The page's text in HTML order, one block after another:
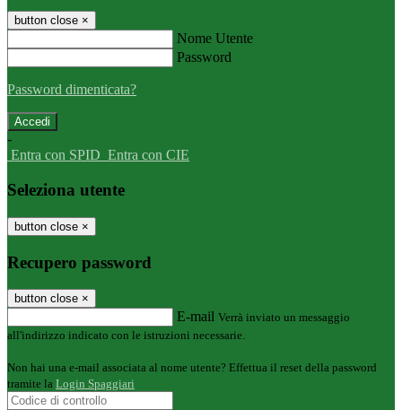
button close ×
Nome Utente
Password
Password dimenticata?
-
Entra con SPID Entra con CIE
Seleziona utente
button close ×
Recupero password
button close ×
E-mail Verrà inviato un messaggio
all'indirizzo indicato con le istruzioni necessarie.
Non hai una e-mail associata al nome utente? Effettua il reset della password
tramite la Login Spaggiari